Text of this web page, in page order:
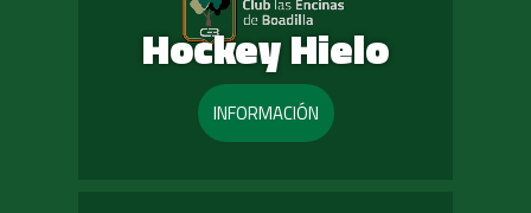
Hockey Hielo
INFORMACIÓN